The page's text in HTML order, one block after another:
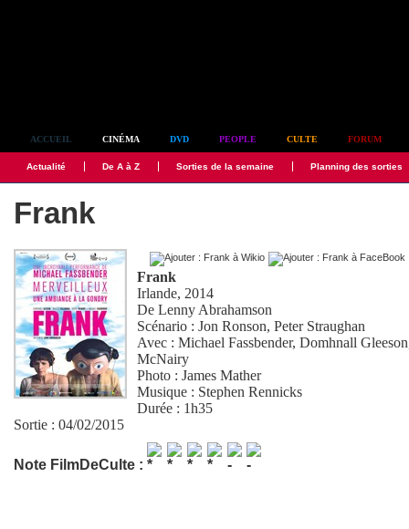
ACCUEIL CINÉMA DVD PEOPLE CULTE FORUM
Actualité De A à Z Sorties de la semaine Planning des sorties
Frank
Frank
Irlande, 2014
DeLenny Abrahamson
Scénario :Jon Ronson,Peter Straughan
Avec :Michael Fassbender,Domhnall Gleeson
McNairy
Photo :James Mather
Musique : Stephen Rennicks
Durée : 1h35
Sortie : 04/02/2015
Note FilmDeCulte :